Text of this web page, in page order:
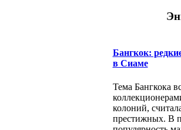
Бангкок:
в Сиаме
Тема Бангкока
колоний,
престижных. В